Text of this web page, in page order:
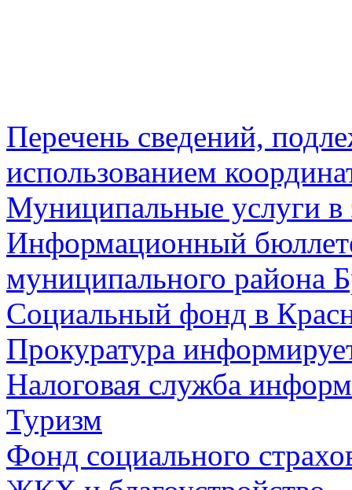
Перечень сведений,
использованием
Муниципальные услуги в
Информационный
муниципального района
Социальный фонд в
Прокуратура
Налоговая служба
Туризм
Фонд социального